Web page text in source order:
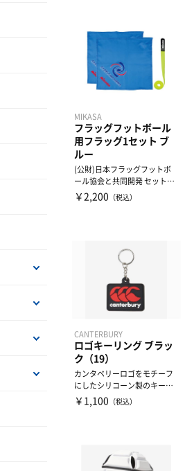
MIKASA
フラッグフットボール
用フラッグ1セット ブ
ルー
(公財)日本フラッグフットボ
ール協会と共同開発 セット内
容：フラッグ２枚、ベルト...
￥2,200 （税込）
CANTERBURY
ロゴキーリング ブラッ
ク（19）
カンタベリーロゴをモチーフ
にしたシリコーン製のキーリ
ングです。
￥1,100 （税込）